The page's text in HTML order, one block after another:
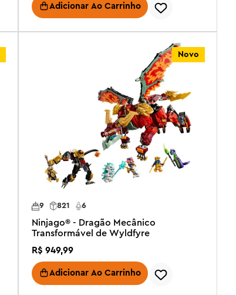
Adicionar Ao Carrinho
Novo
821 6
9
Ninjago® - Dragão Mecânico
Transformável de Wyldfyre
R$ 949,99
Adicionar Ao Carrinho